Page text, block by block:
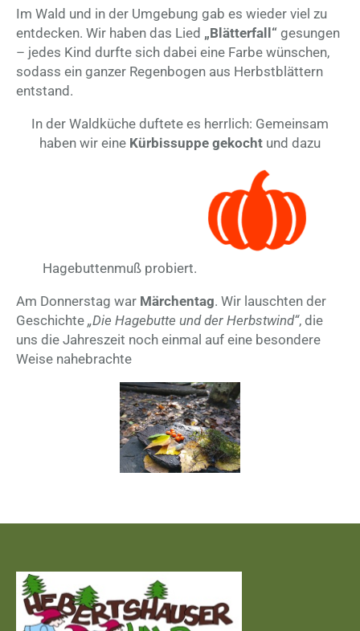
Im Wald und in der Umgebung gab es wieder viel zu
entdecken. Wir haben das Lied „Blätterfall“ gesungen
– jedes Kind durfte sich dabei eine Farbe wünschen,
sodass ein ganzer Regenbogen aus Herbstblättern
entstand.
In der Waldküche duftete es herrlich: Gemeinsam
haben wir eine Kürbissuppe gekocht und dazu
Hagebuttenmuß probiert.
Am Donnerstag war Märchentag. Wir lauschten der
Geschichte „Die Hagebutte und der Herbstwind“, die
uns die Jahreszeit noch einmal auf eine besondere
Weise nahebrachte